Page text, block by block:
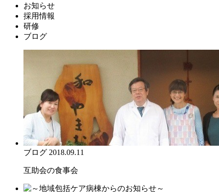
お知らせ
採用情報
研修
ブログ
ブログ 2018.09.11
互助会の食事会